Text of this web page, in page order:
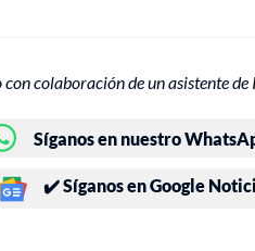
colaboración de un asistente
Síganos en nuestro
✔️ Síganos en Google